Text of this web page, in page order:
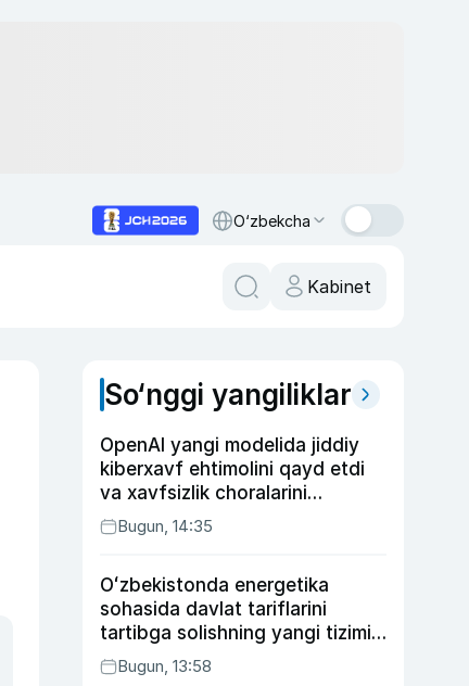
O‘zbekcha
Kabinet
So‘nggi yangiliklar
OpenAI yangi modelida jiddiy
kiberxavf ehtimolini qayd etdi
va xavfsizlik choralarini
kuchaytirdi
Bugun, 14:35
Oʻzbekistonda energetika
sohasida davlat tariflarini
tartibga solishning yangi tizimi
joriy etildi
Bugun, 13:58